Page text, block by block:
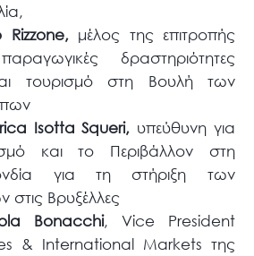
Rizzone, μέλος της επιτροπής
δραστηριότητες
τουρισμό στη Βουλή των
Isotta Squeri, υπεύθυνη για
και το Περιβάλλον στη
για τη στήριξη των
στις Βρυξέλλες
Bonacchi, Vice President
& International Markets της